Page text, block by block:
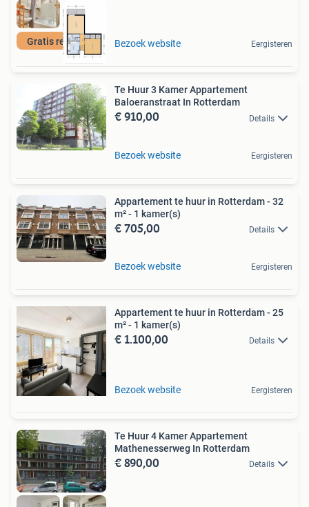
Gratis reageren Bezoek website Eergisteren
Te Huur 3 Kamer Appartement
Baloeranstraat In Rotterdam
€ 910,00 Details
Bezoek website Eergisteren
Appartement te huur in Rotterdam - 32
m² - 1 kamer(s)
€ 705,00 Details
Bezoek website Eergisteren
Appartement te huur in Rotterdam - 25
m² - 1 kamer(s)
€ 1.100,00 Details
Bezoek website Eergisteren
Te Huur 4 Kamer Appartement
Mathenesserweg In Rotterdam
€ 890,00 Details